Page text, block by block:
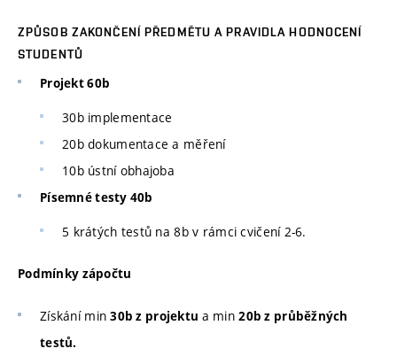
ZPŮSOB ZAKONČENÍ PŘEDMĚTU A PRAVIDLA HODNOCENÍ
STUDENTŮ
Projekt 60b
30b implementace
20b dokumentace a měření
10b ústní obhajoba
Písemné testy 40b
5 krátých testů na 8b v rámci cvičení 2-6.
Podmínky zápočtu
Získání min30b z projektu a min20b z průběžných
testů.